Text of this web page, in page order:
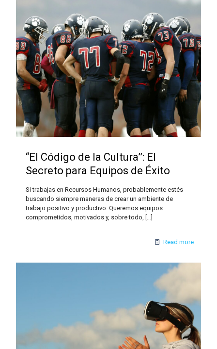
“El Código de la Cultura’’: El
Secreto para Equipos de Éxito
Si trabajas en Recursos Humanos, probablemente estés
buscando siempre maneras de crear un ambiente de
trabajo positivo y productivo. Queremos equipos
comprometidos, motivados y, sobre todo, […]
Read more